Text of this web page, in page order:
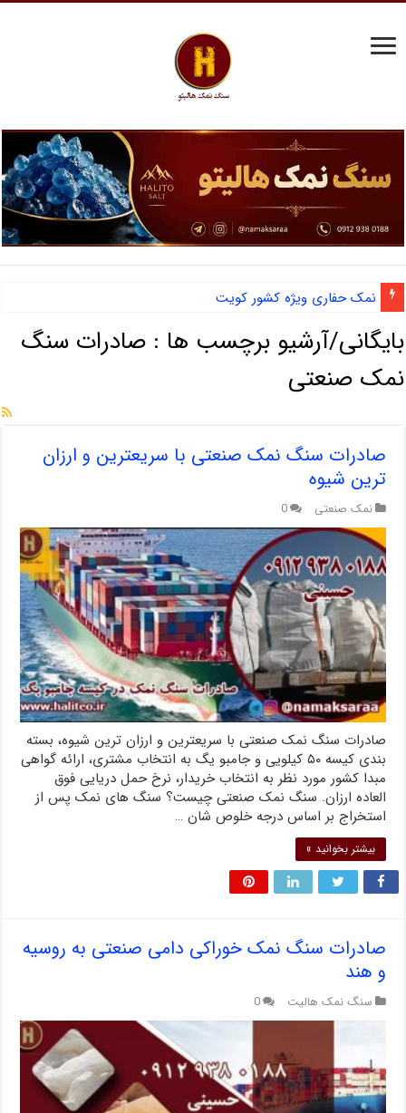
نمک حفاری ویژه کشور کویت
بایگانی/آرشیو برچسب ها : صادرات سنگ
نمک صنعتی
صادرات سنگ نمک صنعتی با سریعترین و ارزان
ترین شیوه
نمک صنعتی 0
صادرات سنگ نمک صنعتی با سریعترین و ارزان ترین شیوه، بسته
بندی کیسه ۵۰ کیلویی و جامبو یگ به انتخاب مشتری، ارائه گواهی
مبدا کشور مورد نظر به انتخاب خریدار، نرخ حمل دریایی فوق
العاده ارزان. سنگ نمک صنعتی چیست؟ سنگ های نمک پس از
استخراج بر اساس درجه خلوص شان …
بیشتر بخوانید »
صادرات سنگ نمک خوراکی دامی صنعتی به روسیه
و هند
سنگ نمک هالیت 0